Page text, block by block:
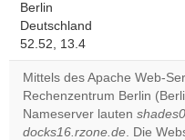
Berlin
Deutschland
52.52, 13.4
Mittels des Apache Web-
Rechenzentrum Berlin
Nameserver lauten
docks16.rzone.de. Die